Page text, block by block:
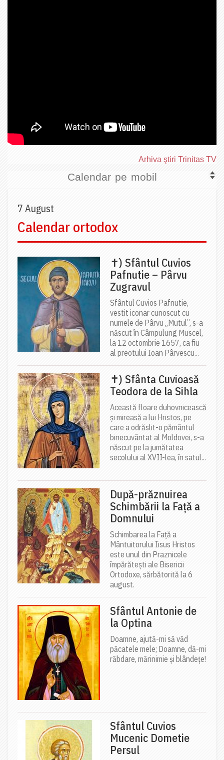
Arhiva ştiri Trinitas TV
Calendar pe mobil
7 August
Calendar ortodox
✝) Sfântul Cuvios
Pafnutie – Pârvu
Zugravul
Sfântul Cuvios Pafnutie,
vestit iconar cunoscut cu
numele de Pârvu „Mutul”, s-a
născut în Câmpulung Muscel,
la 12 octombrie 1657, ca fiu
al preotului Ioan Pârvescu...
✝) Sfânta Cuvioasă
Teodora de la Sihla
Această floare duhovnicească
și mireasă a lui Hristos, pe
care a odrăslit-o pământul
binecuvântat al Moldovei, s-a
născut pe la jumătatea
secolului al XVII-lea, în satul...
După-prăznuirea
Schimbării la Față a
Domnului
Schimbarea la Față a
Mântuitorului Iisus Hristos
este unul din Praznicele
împărătești ale Bisericii
Ortodoxe, sărbătorită la 6
august.
Sfântul Antonie de
la Optina
Doamne, ajută-mi să văd
păcatele mele; Doamne, dă-mi
răbdare, mărinimie şi blândeţe!
Sfântul Cuvios
Mucenic Dometie
Persul